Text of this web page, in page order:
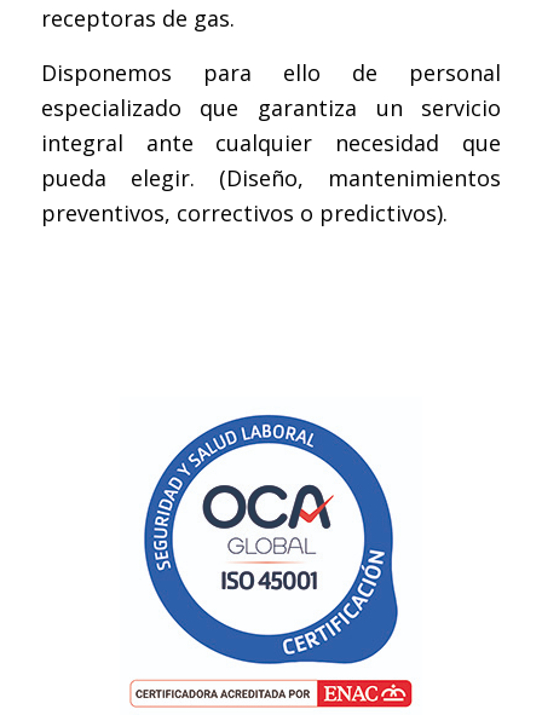
receptoras de gas.
Disponemos para ello de personal
especializado que garantiza un servicio
integral ante cualquier necesidad que
pueda elegir. (Diseño, mantenimientos
preventivos, correctivos o predictivos).